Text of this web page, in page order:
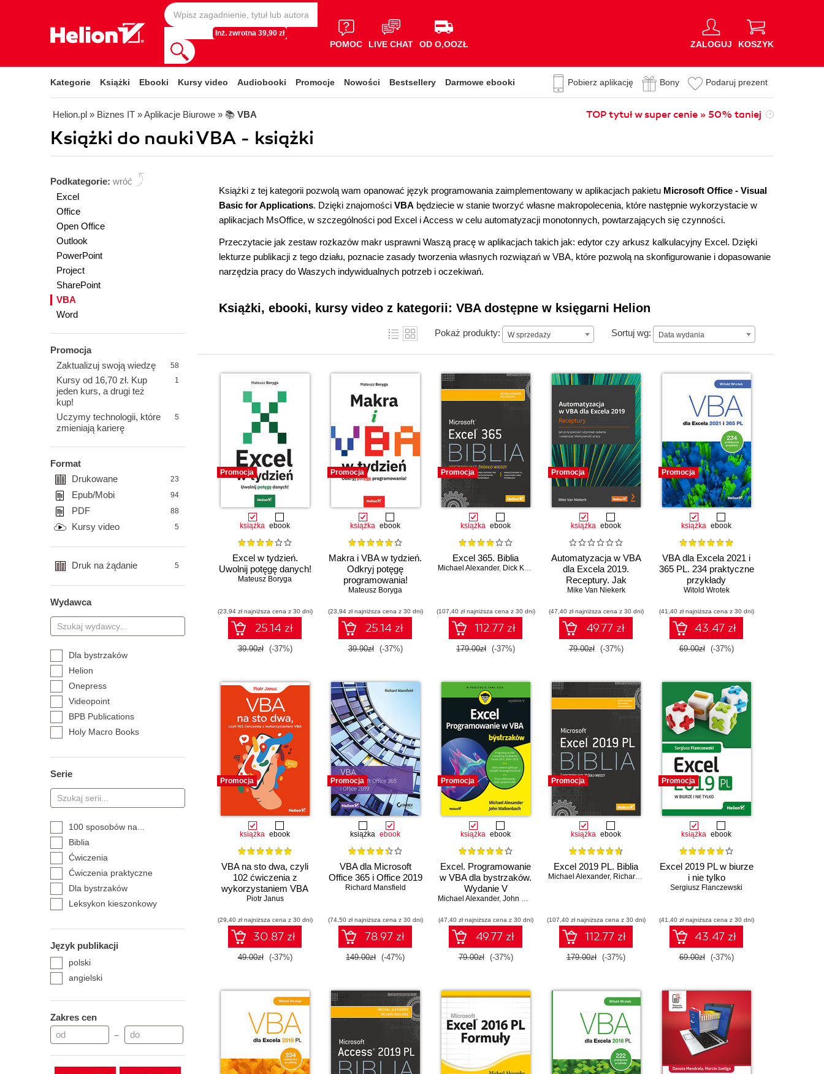
Inż. zwrotna 39,90 zł
POMOC LIVE CHAT OD O,OOZŁ ZALOGUJ KOSZYK
Kategorie Książki Ebooki Kursy video Audiobooki Promocje Nowości Bestsellery Darmowe ebooki Pobierz aplikację Bony Podaruj prezent
Helion.pl » Biznes IT » Aplikacje Biurowe » 📚 VBA TOP tytuł w super cenie » 50% taniej
Książki do nauki VBA - książki
Podkategorie: wróć
Excel
Office
Open Office
Outlook
PowerPoint
Project
SharePoint
VBA
Word
Promocja
Zaktualizuj swoją wiedzę
58
Kursy od 16,70 zł. Kup
jeden kurs, a drugi też
kup!
1
Uczymy technologii, które
zmieniają karierę
5
Format
Drukowane
23
Epub/Mobi 94
PDF 88
Kursy video 5
Druk na żądanie 5
Wydawca
Dla bystrzaków
Helion
Onepress
Videopoint
BPB Publications
Holy Macro Books
Packt Publishing
Promise
Rheinwerk Publishing
Witanet
self publisher
Serie
100 sposobów na...
Biblia
Ćwiczenia
Ćwiczenia praktyczne
Dla bystrzaków
Leksykon kieszonkowy
Praktyczne przykłady
Receptury
Tablice informatyczne
Wrox
Zrozumieć Excela
Język publikacji
polski
angielski
Zakres cen
–
Książki z tej kategorii pozwolą wam opanować język programowania zaimplementowany w aplikacjach pakietu Microsoft Office - Visual
Basic for Applications. Dzięki znajomości VBA będziecie w stanie tworzyć własne makropolecenia, które następnie wykorzystacie w
aplikacjach MsOffice, w szczególności pod Excel i Access w celu automatyzacji monotonnych, powtarzających się czynności.
Przeczytacie jak zestaw rozkazów makr usprawni Waszą pracę w aplikacjach takich jak: edytor czy arkusz kalkulacyjny Excel. Dzięki
lekturze publikacji z tego działu, poznacie zasady tworzenia własnych rozwiązań w VBA, które pozwolą na skonfigurowanie i dopasowanie
narzędzia pracy do Waszych indywidualnych potrzeb i oczekiwań.
Książki, ebooki, kursy video z kategorii: VBA dostępne w księgarni Helion
Pokaż produkty: W sprzedaży Sortuj wg: Data wydania
Data wydania
Promocja
książka ebook
Excel w tydzień.
Uwolnij potęgę danych!
Mateusz Boryga
(23,94 zł najniższa cena z 30 dni)
25.14 zł
39.90zł (-37%)
Promocja
książka ebook
Makra i VBA w tydzień.
Odkryj potęgę
programowania!
Mateusz Boryga
(23,94 zł najniższa cena z 30 dni)
25.14 zł
39.90zł (-37%)
Promocja
książka ebook
Excel 365. Biblia
Michael Alexander, Dick Kusleika
(107,40 zł najniższa cena z 30 dni)
112.77 zł
179.00zł (-37%)
Promocja
książka ebook
Automatyzacja w VBA
dla Excela 2019.
Receptury. Jak
przyspieszać rutynowe
efektywność pracy
Mike Van Niekerk
(47,40 zł najniższa cena z 30 dni)
49.77 zł
79.00zł (-37%)
Promocja
książka ebook
VBA dla Excela 2021 i
365 PL. 234 praktyczne
przykłady
Witold Wrotek
(41,40 zł najniższa cena z 30 dni)
43.47 zł
69.00zł (-37%)
Promocja
książka ebook
VBA na sto dwa, czyli
102 ćwiczenia z
wykorzystaniem VBA
Piotr Janus
(29,40 zł najniższa cena z 30 dni)
30.87 zł
49.00zł (-37%)
Promocja
książka ebook
VBA dla Microsoft
Office 365 i Office 2019
Richard Mansfield
(74,50 zł najniższa cena z 30 dni)
78.97 zł
149.00zł (-47%)
Promocja
książka ebook
Excel. Programowanie
w VBA dla bystrzaków.
Wydanie V
Michael Alexander, John Walkenbach
(47,40 zł najniższa cena z 30 dni)
49.77 zł
79.00zł (-37%)
Promocja
książka ebook
Excel 2019 PL. Biblia
Michael Alexander, Richard Kusleika John Walkenbach
(107,40 zł najniższa cena z 30 dni)
112.77 zł
179.00zł (-37%)
Promocja
książka ebook
Excel 2019 PL w biurze
i nie tylko
Sergiusz Flanczewski
(41,40 zł najniższa cena z 30 dni)
43.47 zł
69.00zł (-37%)